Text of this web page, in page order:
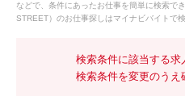
などで、条件にあったお仕事を簡単に検索で
STREET）のお仕事探しはマイナビバイトで検
検索条件に該当する求
検索条件を変更のうえ